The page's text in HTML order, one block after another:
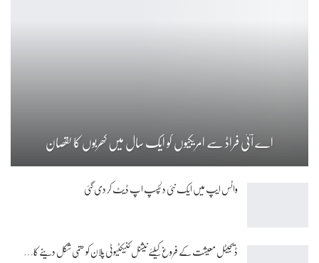
اے آئی فراڈ سے امریکیوں کو ایک سال میں کھربوں کا نقصان
واٹس ایپ میں ایک نئی دلچسپ اپ ڈیٹ کر دی گئی
ڈیجیٹل معیشت کے فروغ کیلئے نیشنل کنیکٹیوٹی پلان کو حتمی شکل دینے کا…